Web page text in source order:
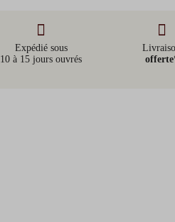
Expédié sous
10 à 15 jours ouvrés